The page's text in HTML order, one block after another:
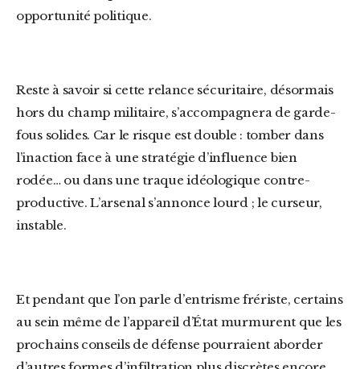
opportunité politique.
Reste à savoir si cette relance sécuritaire, désormais
hors du champ militaire, s’accompagnera de garde-
fous solides. Car le risque est double : tomber dans
l’inaction face à une stratégie d’influence bien
rodée… ou dans une traque idéologique contre-
productive. L’arsenal s’annonce lourd ; le curseur,
instable.
Et pendant que l’on parle d’entrisme frériste, certains
au sein même de l’appareil d’État murmurent que les
prochains conseils de défense pourraient aborder